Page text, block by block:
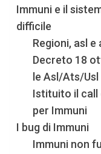
Immuni e il
difficile
Regioni, asl
Decreto 18
le Asl/Ats/Usl
Istituito il call
per Immuni
I bug di Immuni
Immuni non